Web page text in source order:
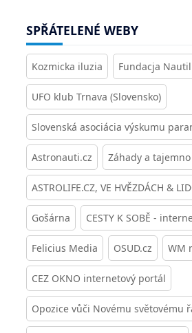
SPŘÁTELENÉ WEBY
Kozmicka iluzia Fundacja
UFO klub Trnava (Slovensko)
Slovenská asociácia výskumu
Astronauti.cz Záhady a tajemno
ASTROLIFE.CZ, VE HVĚZDÁCH &
Gošárna CESTY K SOBĚ -
Felicius Media OSUD.cz WM
CEZ OKNO internetový portál
Opozice vůči Novému světovému